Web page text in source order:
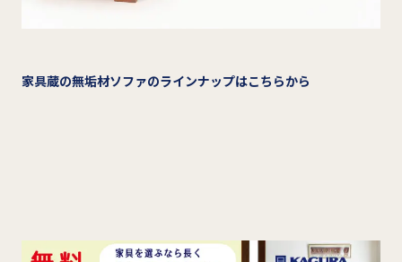
家具蔵の無垢材ソファのラインナップはこちらから